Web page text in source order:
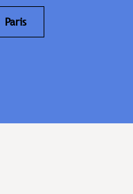
Paris